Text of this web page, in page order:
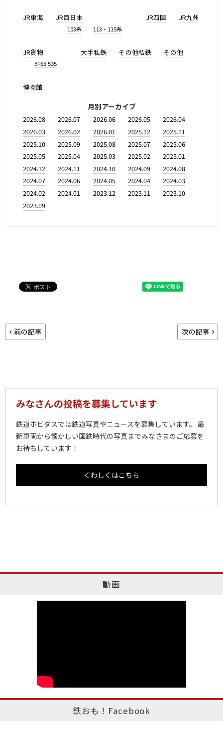
JR東海 JR西日本
103系 113・115系
JR四国 JR九州
JR貨物
EF65 535
大手私鉄 その他私鉄 その他
博物館
月別アーカイブ
2026.08 2026.07 2026.06 2026.05
2026.04
2026.03
2026.02 2026.01 2025.12
2025.11
2025.10
2025.09 2025.08 2025.07
2025.06
2025.05
2025.04 2025.03 2025.02
2025.01
2024.12
2024.11 2024.10 2024.09
2024.08
2024.07
2024.06 2024.05 2024.04
2024.03
2024.02
2024.01 2023.12 2023.11
2023.10
2023.09
前の記事 次の記事
みなさんの投稿を募集しています
鉄道ホビダスでは鉄道写真やニュースを募集しています。 最
新車両から懐かしい国鉄時代の写真までみなさまのご応募を
お待ちしています！
くわしくはこちら
動画
鉄おも！Facebook